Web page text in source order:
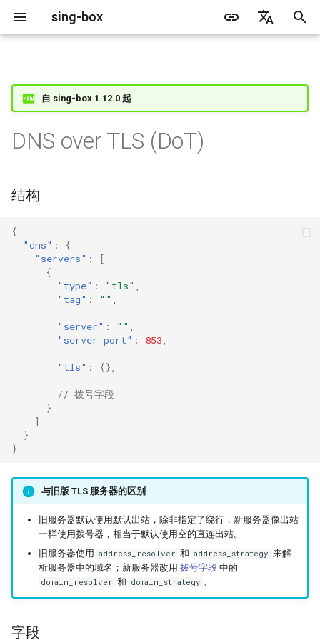
sing-box
化
索
引
更新日志
迁移指南
支持
包管理器
Docker
Android
Apple 平台
通用
Proxy
Client
Proxy Protocol Trojan
AnyTLS client metadata
结构
字段
server_port
拨号字段
GeoIP
Geosite
规则动作
协议探测
源文件格式
无头规则
缓存文件
Clash API
监听字段
拨号字段
HTTP Client
QUIC Fields
证书提供者
Tailscale
DNS01 验证字段
多路复用
V2Ray 传输层
UDP over TCP
UDP NAT 字段
TCP Brutal
Wi-Fi 状态
Neighbor Resolution
Default
Unshare
WireGuard
Tailscale
OpenVPN Client
OpenVPN Server
Direct
Mixed
HTTP
Shadowsocks
VMess
ShadowTLS
VLESS
TUIC
Hysteria2
AnyTLS
Snell
Tun
Direct
Bridge
SOCKS
HTTP
Shadowsocks
WireGuard
ShadowTLS
VLESS
TUIC
Hysteria2
AnyTLS
sing-box API
DERP
SSM API
OCM
Hysteria Realm
USB/IP Server
自 sing-box 1.12.0 起
DNS over TLS (DoT)
结构
{
"dns" :
{
"servers" :
[
{
"type" : "tls"
"tag" : ""
"server" : ""
"server_port" : 853
"tls" : {},
// 拨号字段
}
]
}
}
与旧版 TLS 服务器的区别
旧服务器默认使用默认出站，除非指定了绕行；新服务器像出站
一样使用拨号器，相当于默认使用空的直连出站。
旧服务器使用 address_resolver 和 address_strategy 来解
析服务器中的域名；新服务器改用 拨号字段中的
domain_resolver 和 domain_strategy 。
字段